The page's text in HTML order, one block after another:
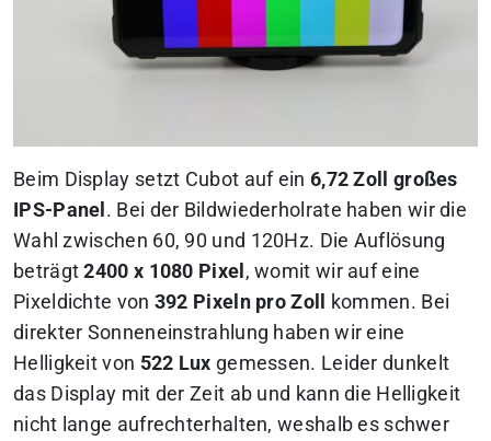
Beim Display setzt Cubot auf ein 6,72 Zoll großes
IPS-Panel . Bei der Bildwiederholrate haben wir die
Wahl zwischen 60, 90 und 120Hz. Die Auflösung
beträgt2400 x 1080 Pixel , womit wir auf eine
Pixeldichte von 392 Pixeln pro Zoll
kommen. Bei
direkter Sonneneinstrahlung haben wir eine
Helligkeit von 522 Lux gemessen. Leider dunkelt
das Display mit der Zeit ab und kann die Helligkeit
nicht lange aufrechterhalten, weshalb es schwer